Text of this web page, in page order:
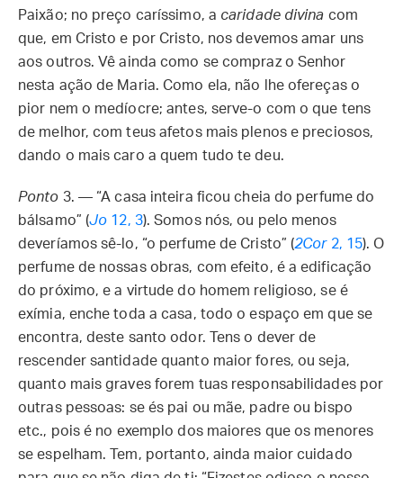
Paixão; no preço caríssimo, a caridade divina com
que, em Cristo e por Cristo, nos devemos amar uns
aos outros. Vê ainda como se compraz o Senhor
nesta ação de Maria. Como ela, não lhe ofereças o
pior nem o medíocre; antes, serve-o com o que tens
de melhor, com teus afetos mais plenos e preciosos,
dando o mais caro a quem tudo te deu.
Ponto 3. — “A casa inteira ficou cheia do perfume do
bálsamo” (Jo 12, 3). Somos nós, ou pelo menos
deveríamos sê-lo, “o perfume de Cristo” (2Cor2, 15). O
perfume de nossas obras, com efeito, é a edificação
do próximo, e a virtude do homem religioso, se é
exímia, enche toda a casa, todo o espaço em que se
encontra, deste santo odor. Tens o dever de
rescender santidade quanto maior fores, ou seja,
quanto mais graves forem tuas responsabilidades por
outras pessoas: se és pai ou mãe, padre ou bispo
etc., pois é no exemplo dos maiores que os menores
se espelham. Tem, portanto, ainda maior cuidado